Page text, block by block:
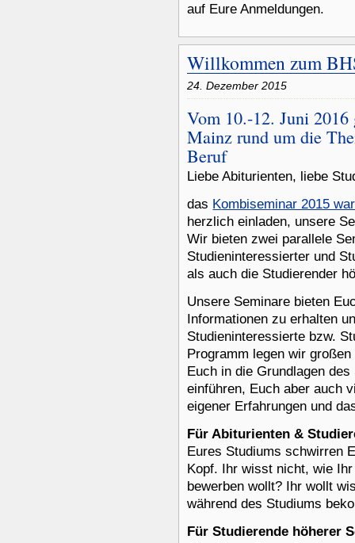
auf Eure Anmeldungen.
Willkommen zum
24. Dezember 2015
Vom 10.-12. Juni 2016
Mainz rund um die
Beruf
Liebe Abiturienten, liebe
das Kombiseminar 2015
herzlich einladen, unsere
Wir bieten zwei parallele
Studieninteressierter und
als auch die Studierender
Unsere Seminare bieten
Informationen zu erhalten
Studieninteressierte bzw.
Programm legen wir
Euch in die Grundlagen
einführen, Euch aber auch
eigener Erfahrungen und
Für Abiturienten &
Eures Studiums schwirren
Kopf. Ihr wisst nicht, wie
bewerben wollt? Ihr wollt
während des Studiums
Für Studierende höherer